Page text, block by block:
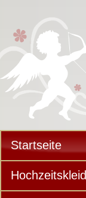
Startseite